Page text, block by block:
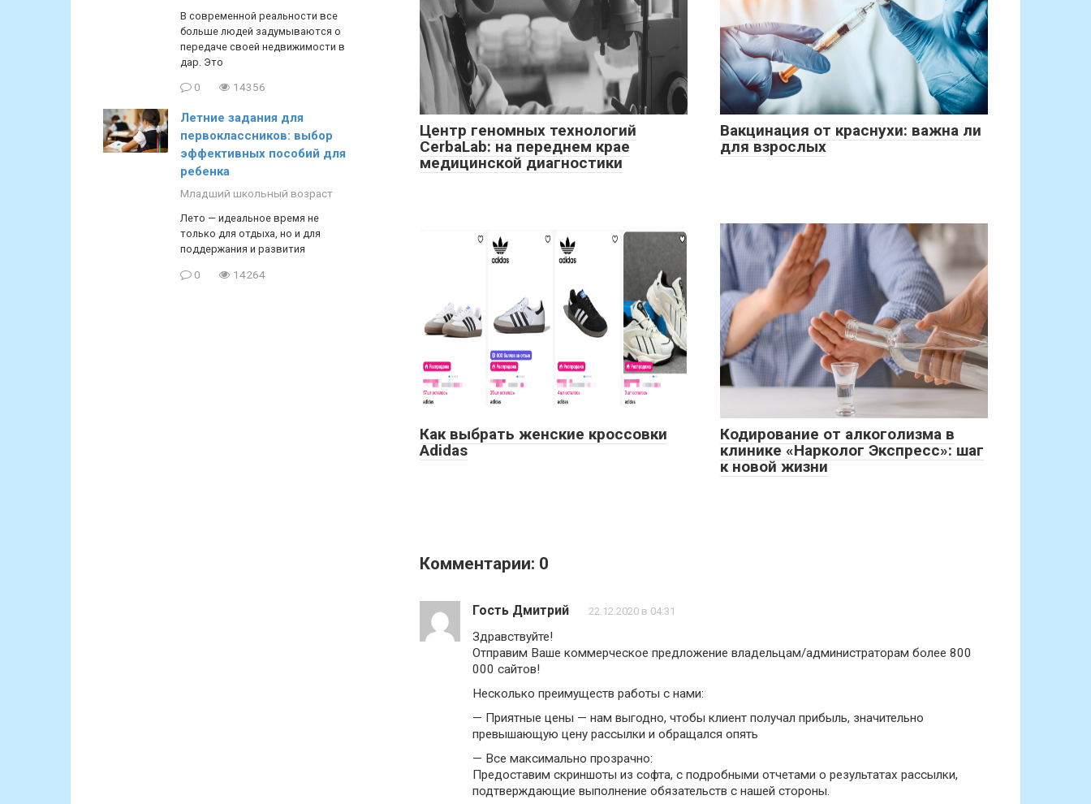
Центр геномных технологий
CerbaLab: на переднем крае
медицинской диагностики
Вакцинация от краснухи: важна ли
для взрослых
Как выбрать женские кроссовки
Adidas
Кодирование от алкоголизма в
клинике «Нарколог Экспресс»: шаг
к новой жизни
Комментарии: 0
Гость Дмитрий 22.12.2020 в 04:31
Здравствуйте!
Отправим Ваше коммерческое предложение владельцам/администраторам более 800
000 сайтов!
Несколько преимуществ работы с нами:
— Приятные цены — нам выгодно, чтобы клиент получал прибыль, значительно
превышающую цену рассылки и обращался опять
— Все максимально прозрачно:
Предоставим скриншоты из софта, с подробными отчетами о результатах рассылки,
подтверждающие выполнение обязательств с нашей стороны.
В современной реальности все
больше людей задумываются о
передаче своей недвижимости в
дар. Это
0 14356
Летние задания для
первоклассников: выбор
эффективных пособий для
ребенка
Младший школьный возраст
Лето — идеальное время не
только для отдыха, но и для
поддержания и развития
0 14264